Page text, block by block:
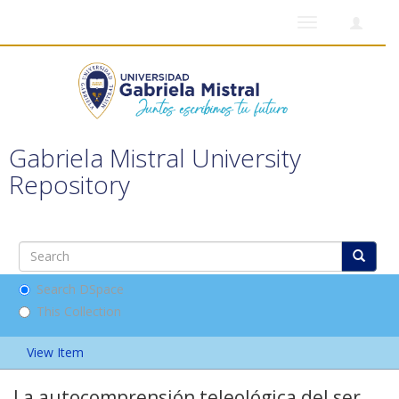
Gabriela Mistral University
Repository
Search DSpace
This Collection
View Item